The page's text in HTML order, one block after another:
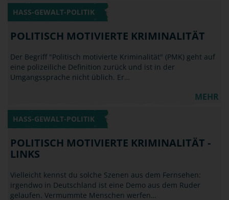
HASS-GEWALT-POLITIK
POLITISCH MOTIVIERTE KRIMINALITÄT
Der Begriff "Politisch motivierte Kriminalität" (PMK) geht auf
eine polizeiliche Definition zurück und ist in der
Umgangssprache nicht üblich. Er…
MEHR
HASS-GEWALT-POLITIK
POLITISCH MOTIVIERTE KRIMINALITÄT -
LINKS
Vielleicht kennst du solche Szenen aus dem Fernsehen:
irgendwo in Deutschland ist eine Demo aus dem Ruder
gelaufen. Vermummte Menschen werfen…